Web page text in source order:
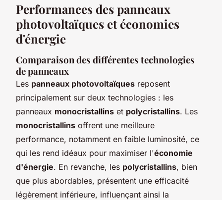
Performances des panneaux
photovoltaïques et économies
d'énergie
Comparaison des différentes technologies
de panneaux
Les panneaux photovoltaïques reposent
principalement sur deux technologies : les
panneaux monocristallins et polycristallins. Les
monocristallins offrent une meilleure
performance, notamment en faible luminosité, ce
qui les rend idéaux pour maximiser l'économie
d'énergie. En revanche, les polycristallins, bien
que plus abordables, présentent une efficacité
légèrement inférieure, influençant ainsi la